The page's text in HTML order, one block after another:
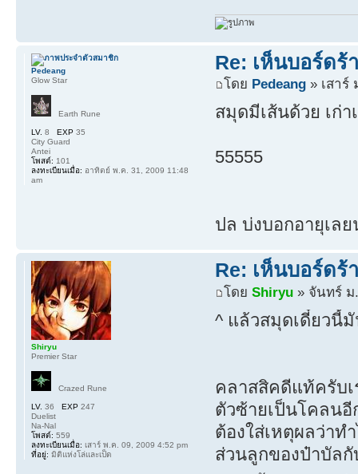
Re: เห็นบอร์ดร้
โดย Pedeang » เสาร์
สมุดมีเส้นด้วย เก่า
55555
ปล บ่งบอกอายุเล
Pedeang
Glow Star
Earth Rune
LV. 8 EXP 35
City Guard
Antei
โพสต์: 101
ลงทะเบียนเมื่อ: อาทิตย์ พ.ค. 31, 2009 11:48
am
Re: เห็นบอร์ดร้
โดยShiryu » จันทร์ ม
^ แล้วสมุดเดี๋ยวนี้มั
คลาสสิคดีแท้ครับเ
ตัวซ้ายเป็นโคลน
ต้องใส่เหตุผลว่าท
ส่วนลูกของป๋าบัล
Shiryu
Premier Star
Crazed Rune
LV. 36 EXP 247
Duelist
Na-Nal
โพสต์: 559
ลงทะเบียนเมื่อ: เสาร์ พ.ค. 09, 2009 4:52 pm
ที่อยู่: มิติแห่งโล่และเป็ด